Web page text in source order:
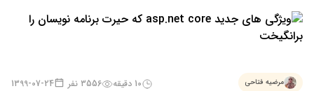
مرضیه فتاحی 10 دقیقه 3556 نفر 1399-07-24